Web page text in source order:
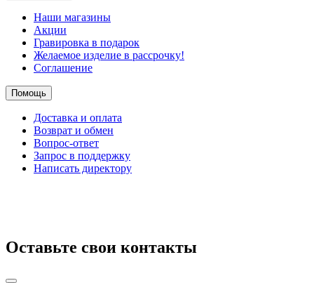
Наши магазины
Акции
Гравировка в подарок
Желаемое изделие в рассрочку!
Соглашение
Помощь
Доставка и оплата
Возврат и обмен
Вопрос-ответ
Запрос в поддержку
Написать директору
Оставьте свои контакты